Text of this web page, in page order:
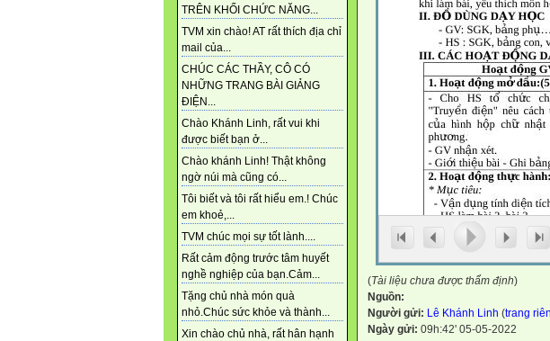
TRÊN KHỐI CHỨC NĂNG...
TVM xin chào! AT rất thích địa chỉ
mail của...
CHÚC CÁC THẦY, CÔ CÓ
NHỮNG TRANG BÀI GIẢNG
ĐIỆN...
Chào Khánh Linh, rất vui khi
được biết bạn ở...
Chào khánh Linh! Thật không
ngờ núi mà cũng có...
Tôi biết và tôi rất hiểu em.! Chúc
em khoẻ,...
TVM chúc mọi sự tốt lành....
Rất cảm động trước tâm huyết
nghề nghiệp của bạn.Cảm...
Tặng chủ nhà món quà
nhỏ.Chúc sức khỏe và thành...
Xin chào chủ nhà, rất hân hạnh
(Tài liệu chưa được thẩm định)
Nguồn:
Người gửi: Lê Khánh Linh (trang
Ngày gửi: 09h:42' 05-05-2022